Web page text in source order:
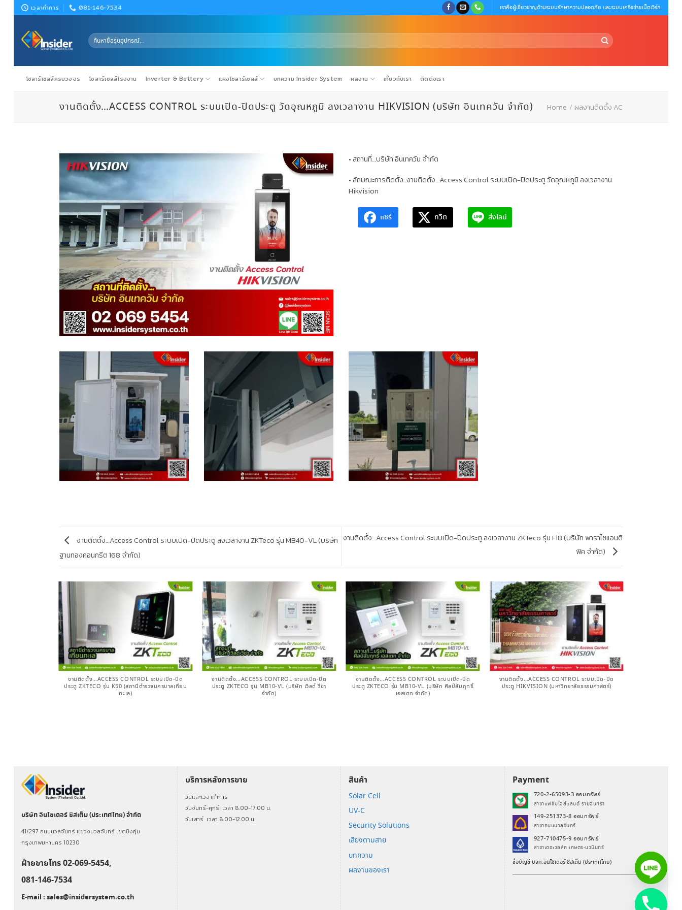
Skip
to
เวลาทำการ 081-146-7534 เราคือผู้เชี่ยวชาญด้านระบบรักษาความปลอดภัย และระบบเครือข่ายเน็ตเวิร์ก
ค้นหา:
โซลาร์เซลล์ครบวงจร โซลาร์เซลล์โรงงาน Inverter & Battery แผงโซลาร์เซลล์ บทความ Insider System ผลงาน เกี่ยวกับเรา ติดต่อเรา
งานติดตั้ง…ACCESS CONTROL ระบบเปิด-ปิดประตู วัดอุณหภูมิ ลงเวลางาน HIKVISION (บริษัท อินเทควัน จำกัด) Home / ผลงานติดตั้ง AC
• สถานที่…บริษัท อินเทควัน จำกัด
• ลักษณะการติดตั้ง..งานติดตั้ง…Access Control ระบบเปิด-ปิดประตู วัดอุณหภูมิ ลงเวลางาน
Hikvision
แชร์ ทวีต ส่งไลน์
งานติดตั้ง…Access Control ระบบเปิด-ปิดประตู ลงเวลางาน ZKTeco รุ่น MB40-VL (บริษัท
ฐานทองคอนกรีต 168 จำกัด)
งานติดตั้ง…Access Control ระบบเปิด-ปิดประตู ลงเวลางาน ZKTeco รุ่น F18 (บริษัท พาราไซแอนติ
ฟิค จำกัด)
งานติดตั้ง…ACCESS CONTROL ระบบเปิด-ปิด
ประตู ZKTECO รุ่น K50 (สถานีตำรวจนครบาลเทียน
ทะเล)
งานติดตั้ง…ACCESS CONTROL ระบบเปิด-ปิด
ประตู ZKTECO รุ่น MB10-VL (บริษัท เวิลด์ วีซ่า
จำกัด)
งานติดตั้ง…ACCESS CONTROL ระบบเปิด-ปิด
ประตู ZKTECO รุ่น MB10-VL (บริษัท ศิลป์สัมฤทธิ์
เอสเตท จำกัด)
งานติดตั้ง…ACCESS CONTROL ระบบเปิด-ปิด
ประตู HIKVISION (มหาวิทยาลัยธรรมศาสตร์)
บริษัท อินไซเดอร์ ซิสเต็ม (ประเทศไทย) จำกัด
41/297 ถนนนวลจันทร์ แขวงนวลจันทร์ เขตบึงกุ่ม
กรุงเทพมหานคร 10230
ฝ่ายขายโทร 02-069-5454,
081-146-7534
E-mail : sales@insidersystem.co.th
บริการหลังการขาย
วันและเวลาทำการ
วันจันทร์-ศุกร์ เวลา 8.00-17.00 น.
วันเสาร์ เวลา 8.00-12.00 น
สินค้า
Solar Cell
UV-C
Security Solutions
เสียงตามสาย
บทความ
ผลงานของเรา
Payment
720-2-65093-3 ออมทรัพย์
สาขาแฟชั่นไอส์แลนด์ รามอินทรา
149-251373-8 ออมทรัพย์
สาขาถนนนวลจันทร์
927-710475-9 ออมทรัพย์
สาขาเดอะวอล์ค เกษตร-นวมินทร์
ชื่อบัญชี บจก.อินไซเดอร์ ซิสเต็ม (ประเทศไทย)
chaty